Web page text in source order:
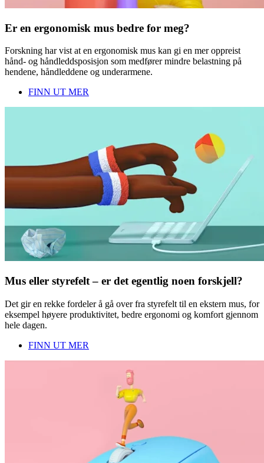
Er en ergonomisk mus bedre for meg?
Forskning har vist at en ergonomisk mus kan gi en mer oppreist
hånd- og håndleddsposisjon som medfører mindre belastning på
hendene, håndleddene og underarmene.
FINN UT MER
Mus eller styrefelt – er det egentlig noen forskjell?
Det gir en rekke fordeler å gå over fra styrefelt til en ekstern mus, for
eksempel høyere produktivitet, bedre ergonomi og komfort gjennom
hele dagen.
FINN UT MER